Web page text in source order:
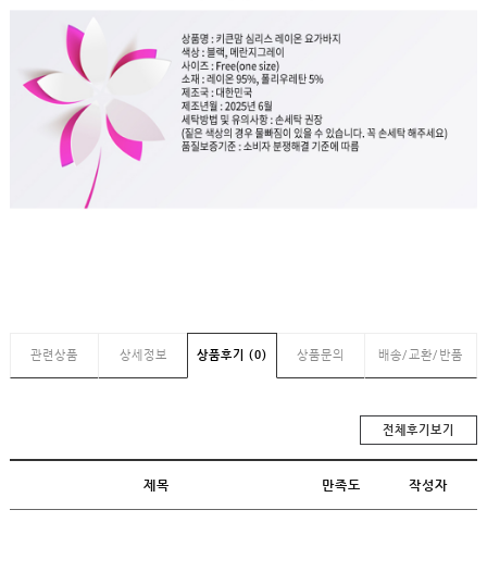
관련상품 상세정보 상품후기 (0) 상품문의 배송/교환/반품
전체후기보기
제목 만족도 작성자